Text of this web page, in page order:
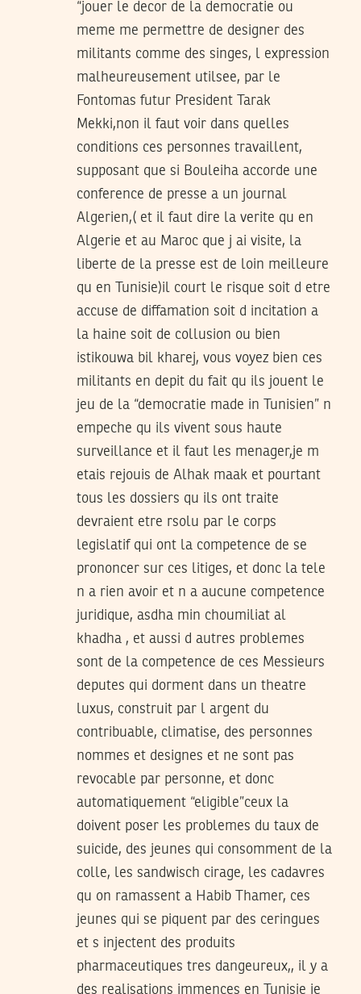
“jouer le decor de la democratie ou
meme me permettre de designer des
militants comme des singes, l expression
malheureusement utilsee, par le
Fontomas futur President Tarak
Mekki,non il faut voir dans quelles
conditions ces personnes travaillent,
supposant que si Bouleiha accorde une
conference de presse a un journal
Algerien,( et il faut dire la verite qu en
Algerie et au Maroc que j ai visite, la
liberte de la presse est de loin meilleure
qu en Tunisie)il court le risque soit d etre
accuse de diffamation soit d incitation a
la haine soit de collusion ou bien
istikouwa bil kharej, vous voyez bien ces
militants en depit du fait qu ils jouent le
jeu de la “democratie made in Tunisien” n
empeche qu ils vivent sous haute
surveillance et il faut les menager,je m
etais rejouis de Alhak maak et pourtant
tous les dossiers qu ils ont traite
devraient etre rsolu par le corps
legislatif qui ont la competence de se
prononcer sur ces litiges, et donc la tele
n a rien avoir et n a aucune competence
juridique, asdha min choumiliat al
khadha , et aussi d autres problemes
sont de la competence de ces Messieurs
deputes qui dorment dans un theatre
luxus, construit par l argent du
contribuable, climatise, des personnes
nommes et designes et ne sont pas
revocable par personne, et donc
automatiquement “eligible”ceux la
doivent poser les problemes du taux de
suicide, des jeunes qui consomment de la
colle, les sandwisch cirage, les cadavres
qu on ramassent a Habib Thamer, ces
jeunes qui se piquent par des ceringues
et s injectent des produits
pharmaceutiques tres dangeureux,, il y a
des realisations immences en Tunisie je